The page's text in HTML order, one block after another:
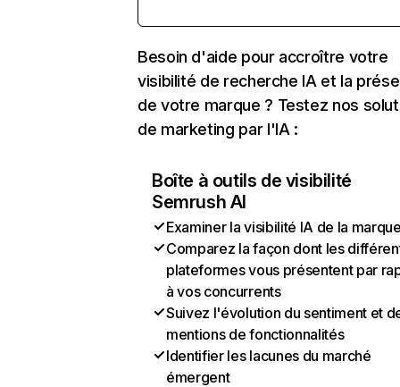
Besoin d'aide pour accroître votre
visibilité de recherche IA et la
de votre marque ? Testez nos
de marketing par l'IA :
Boîte à outils de visibilité
Semrush AI
Examiner la visibilité IA de la
Comparez la façon dont les
plateformes vous présentent par
à vos concurrents
Suivez l'évolution du sentiment et
mentions de fonctionnalités
Identifier les lacunes du marché
émergent